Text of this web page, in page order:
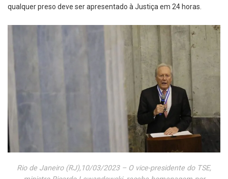
qualquer preso deve ser apresentado à Justiça em 24 horas.
Rio de Janeiro (RJ),10/03/2023 – O vice-presidente do TSE,